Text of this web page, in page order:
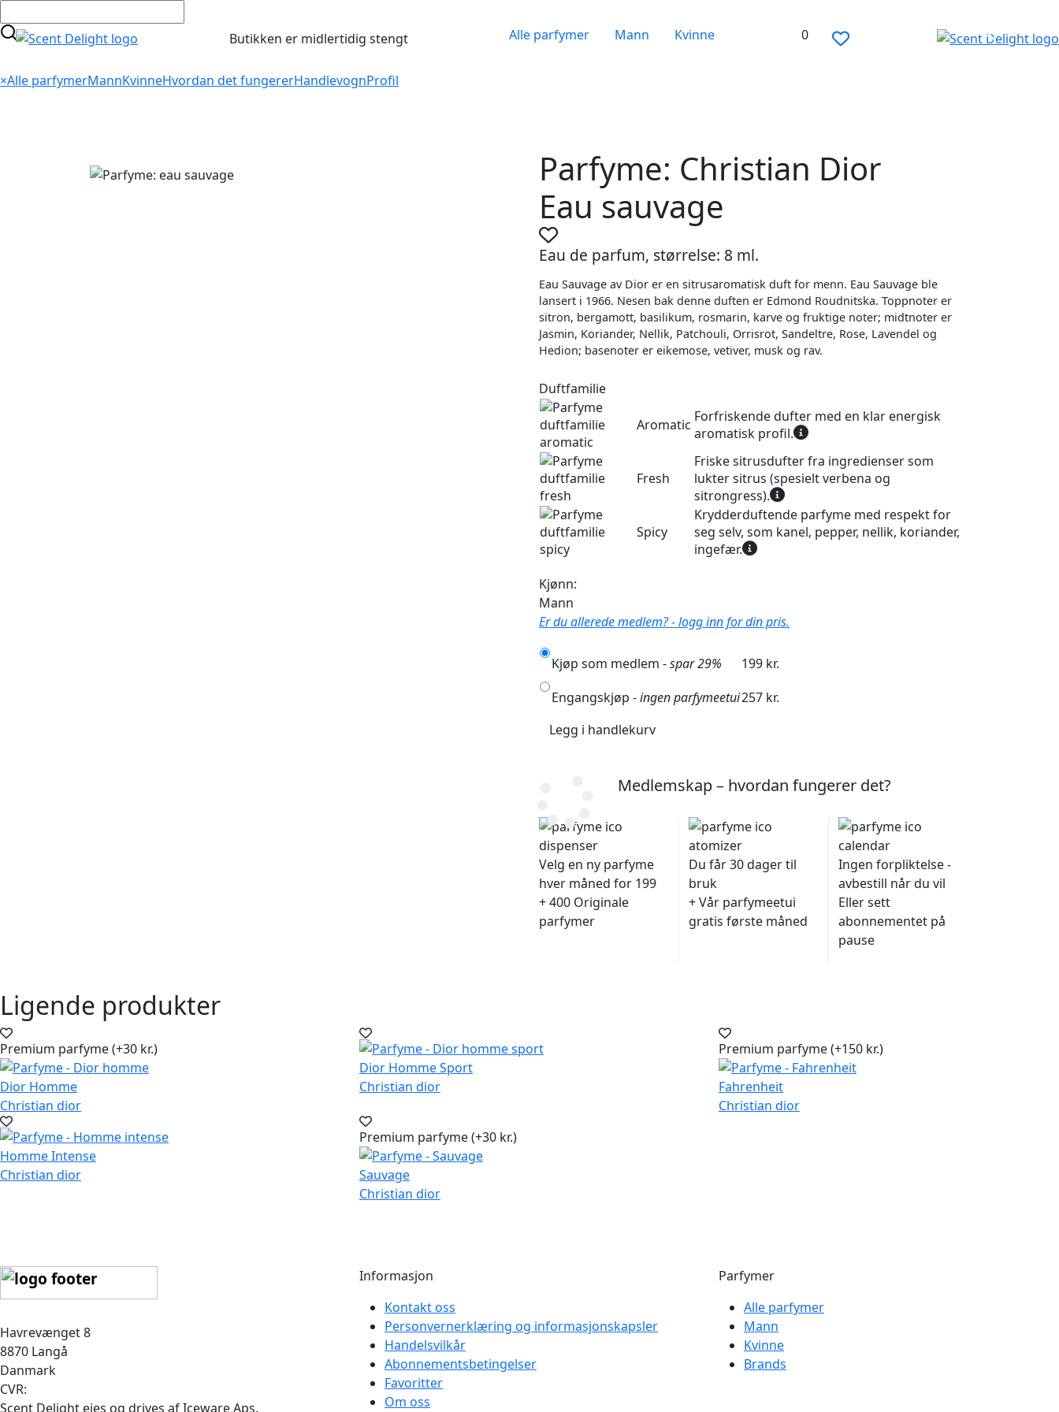
Butikken er midlertidig stengt Alle parfymer Mann Kvinne 0
×Alle parfymerMannKvinneHvordan det fungererHandlevognProfil
Parfyme: Christian Dior
Eau sauvage
Eau de parfum, størrelse: 8 ml.
Eau Sauvage av Dior er en sitrusaromatisk duft for menn. Eau Sauvage ble
lansert i 1966. Nesen bak denne duften er Edmond Roudnitska. Toppnoter er
sitron, bergamott, basilikum, rosmarin, karve og fruktige noter; midtnoter er
Jasmin, Koriander, Nellik, Patchouli, Orrisrot, Sandeltre, Rose, Lavendel og
Hedion; basenoter er eikemose, vetiver, musk og rav.
Duftfamilie
Aromatic Forfriskende dufter med en klar energisk
aromatisk profil.
Fresh
Friske sitrusdufter fra ingredienser som
lukter sitrus (spesielt verbena og
sitrongress).
Spicy
Krydderduftende parfyme med respekt for
seg selv, som kanel, pepper, nellik, koriander,
ingefær.
Kjønn:
Mann
Er du allerede medlem? - logg inn for din pris.
Kjøp som medlem -spar 29%
199 kr.
Engangskjøp -ingen parfymeetui257 kr.
Legg i handlekurv
Medlemskap – hvordan fungerer det?
Velg en ny parfyme
hver måned for 199
+ 400 Originale
parfymer
Du får 30 dager til
bruk
+ Vår parfymeetui
gratis første måned
Ingen forpliktelse -
avbestill når du vil
Eller sett
abonnementet på
pause
Ligende produkter
Premium parfyme (+30 kr.)
Dior Homme
Christian dior
Dior Homme Sport
Christian dior
Premium parfyme (+150 kr.)
Fahrenheit
Christian dior
Homme Intense
Christian dior
Premium parfyme (+30 kr.)
Sauvage
Christian dior
Havrevænget 8
8870 Langå
Danmark
CVR:
Scent Delight ejes og drives af Iceware Aps.
Informasjon
Kontakt oss
Personvernerklæring og informasjonskapsler
Handelsvilkår
Abonnementsbetingelser
Favoritter
Om oss
Parfymer
Alle parfymer
Mann
Kvinne
Brands